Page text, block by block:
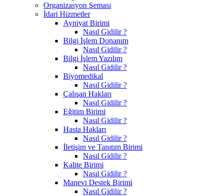
Organizasyon Şeması
İdari Hizmetler
Ayniyat Birimi
Nasıl Gidilir ?
Bilgi İşlem Donanım
Nasıl Gidilir ?
Bilgi İşlem Yazılım
Nasıl Gidilir ?
Biyomedikal
Nasıl Gidilir ?
Çalışan Hakları
Nasıl Gidilir ?
Eğitim Birimi
Nasıl Gidilir ?
Hasta Hakları
Nasıl Gidilir ?
İletişim ve Tanıtım Birimi
Nasıl Gidilir ?
Kalite Birimi
Nasıl Gidilir ?
Manevi Destek Birimi
Nasıl Gidilir ?